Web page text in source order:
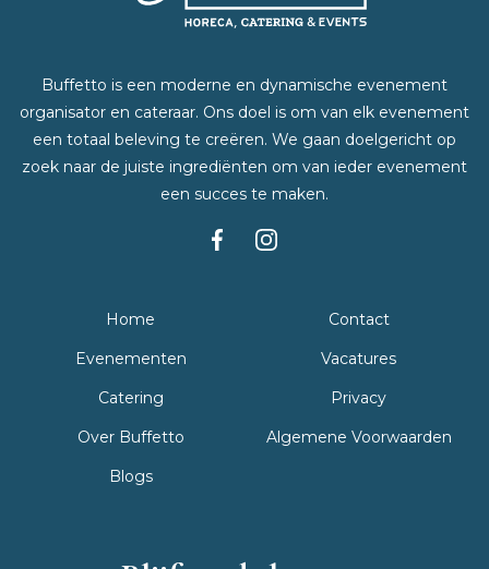
Buffetto is een moderne en dynamische evenement
organisator en cateraar. Ons doel is om van elk evenement
een totaal beleving te creëren. We gaan doelgericht op
zoek naar de juiste ingrediënten om van ieder evenement
een succes te maken.
Home
Evenementen
Catering
Over Buffetto
Blogs
Contact
Vacatures
Privacy
Algemene Voorwaarden